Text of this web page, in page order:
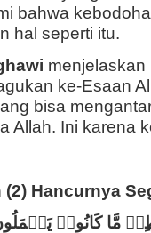
bahwa
hal seperti itu.
ke-Esaan
bisa
Allah. Ini karena
(2) Hancurnya
مَّا كَانُوا۟